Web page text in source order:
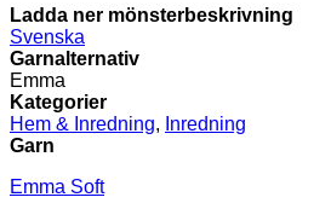
Ladda ner mönsterbeskrivning
Svenska
Garnalternativ
Emma
Kategorier
Hem & Inredning, Inredning
Garn
Emma Soft